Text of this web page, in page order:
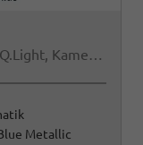
1.0 TSI 85 kW Life DSG Life, AHK, IQ.Light, Kamera, ACC, Side, Winter, 17-Zoll
Metallic